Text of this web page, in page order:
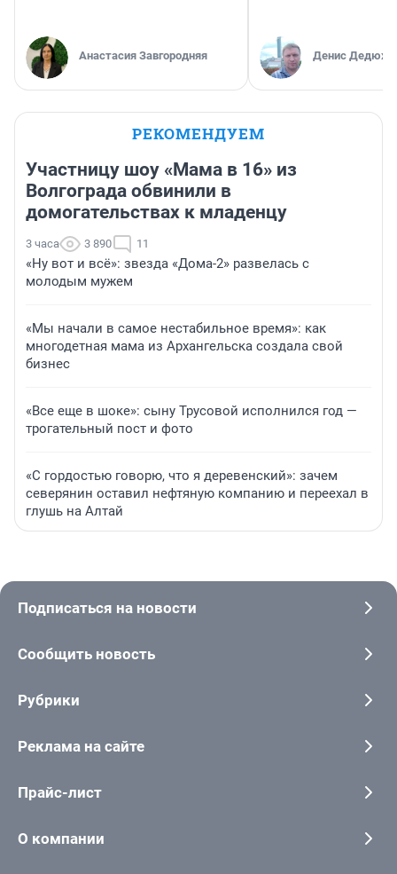
Анастасия Завгородняя Денис
РЕКОМЕНДУЕМ
Участницу шоу «Мама в 16» из
Волгограда обвинили в
домогательствах к младенцу
3 часа 3 890 11
«Ну вот и всё»: звезда «Дома-2» развелась с
молодым мужем
«Мы начали в самое нестабильное время»: как
многодетная мама из Архангельска создала свой
бизнес
«Все еще в шоке»: сыну Трусовой исполнился год —
трогательный пост и фото
«С гордостью говорю, что я деревенский»: зачем
северянин оставил нефтяную компанию и переехал в
глушь на Алтай
Подписаться на новости
Сообщить новость
Рубрики
Реклама на сайте
Прайс-лист
О компании